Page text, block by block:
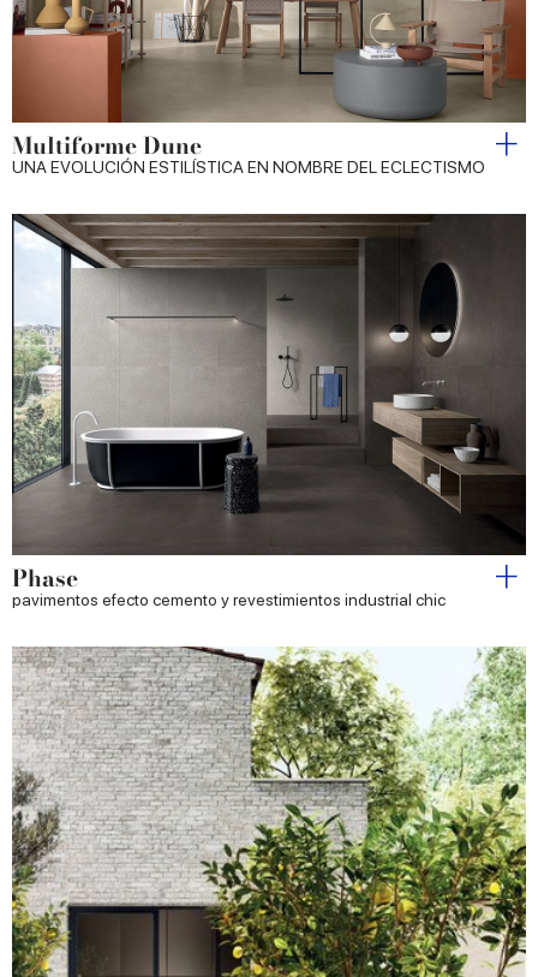
Multiforme Dune
UNA EVOLUCIÓN ESTILÍSTICA EN NOMBRE DEL ECLECTISMO
Phase
pavimentos efecto cemento y revestimientos industrial chic